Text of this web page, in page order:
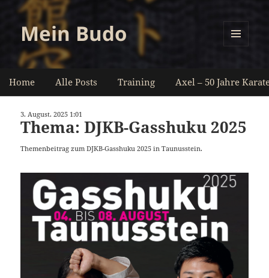
Mein Budo
Home Alle Posts Training Axel – 50 Jahre
3. August. 2025 1:01
Thema: DJKB-Gasshuku 2025
Themenbeitrag zum DJKB-Gasshuku 2025 in Taunusstein.